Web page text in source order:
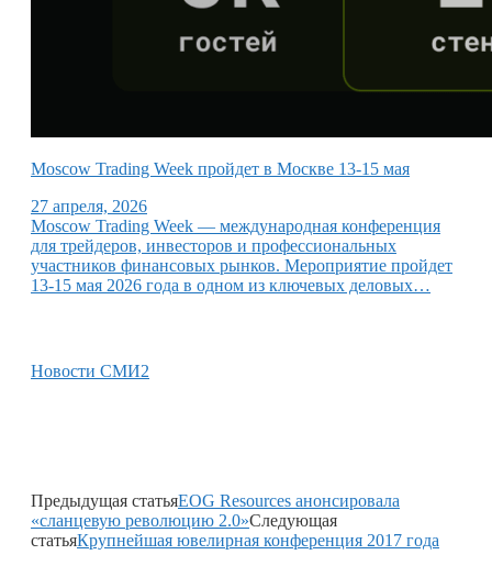
Moscow Trading Week пройдет в Москве 13-15 мая
27 апреля, 2026
Moscow Trading Week — международная конференция
для трейдеров, инвесторов и профессиональных
участников финансовых рынков. Мероприятие пройдет
13-15 мая 2026 года в одном из ключевых деловых…
Новости СМИ2
Предыдущая статьяEOG Resources анонсировала
«сланцевую революцию 2.0»Следующая
статьяКрупнейшая ювелирная конференция 2017 года